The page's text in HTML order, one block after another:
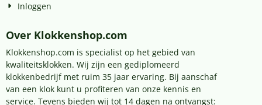
Inloggen
Over Klokkenshop.com
Klokkenshop.com is specialist op het gebied van
kwaliteitsklokken. Wij zijn een gediplomeerd
klokkenbedrijf met ruim 35 jaar ervaring. Bij aanschaf
van een klok kunt u profiteren van onze kennis en
service. Tevens bieden wij tot 14 dagen na ontvangst: